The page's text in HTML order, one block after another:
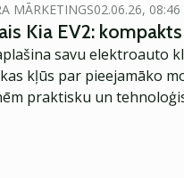
MĀRKETINGS02.06.26, 08:46
Kia EV2:
savu elektroauto
kļūs par pieejamāko
praktisku un